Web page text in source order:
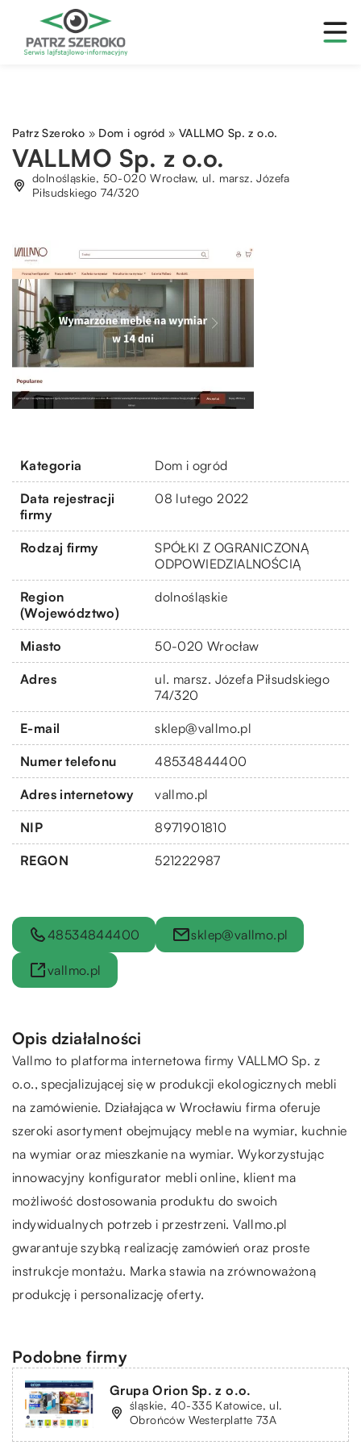
Patrz Szeroko » Dom i ogród »VALLMO Sp. z o.o.
VALLMO Sp. z o.o.
dolnośląskie, 50-020 Wrocław, ul. marsz. Józefa
Piłsudskiego 74/320
Kategoria Dom i ogród
Data rejestracji
firmy
08 lutego 2022
Rodzaj firmy
SPÓŁKI Z OGRANICZONĄ
ODPOWIEDZIALNOŚCIĄ
Region
(Województwo)
dolnośląskie
Miasto 50-020 Wrocław
Adres
ul. marsz. Józefa Piłsudskiego
74/320
E-mail sklep@vallmo.pl
Numer telefonu 48534844400
Adres internetowy vallmo.pl
NIP 8971901810
REGON 521222987
48534844400 sklep@vallmo.pl
vallmo.pl
Opis działalności
Vallmo to platforma internetowa firmy VALLMO Sp. z
o.o., specjalizującej się w produkcji ekologicznych mebli
na zamówienie. Działająca w Wrocławiu firma oferuje
szeroki asortyment obejmujący meble na wymiar, kuchnie
na wymiar oraz mieszkanie na wymiar. Wykorzystując
innowacyjny konfigurator mebli online, klient ma
możliwość dostosowania produktu do swoich
indywidualnych potrzeb i przestrzeni. Vallmo.pl
gwarantuje szybką realizację zamówień oraz proste
instrukcje montażu. Marka stawia na zrównoważoną
produkcję i personalizację oferty.
Podobne firmy
Grupa Orion Sp. z o.o.
śląskie, 40-335 Katowice, ul.
Obrońców Westerplatte 73A